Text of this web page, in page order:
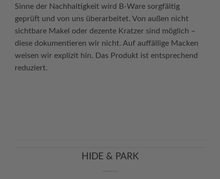
Sinne der Nachhaltigkeit wird B-Ware sorgfältig
geprüft und von uns überarbeitet. Von außen nicht
sichtbare Makel oder dezente Kratzer sind möglich –
diese dokumentieren wir nicht. Auf auffällige Macken
weisen wir explizit hin. Das Produkt ist entsprechend
reduziert.
HIDE & PARK